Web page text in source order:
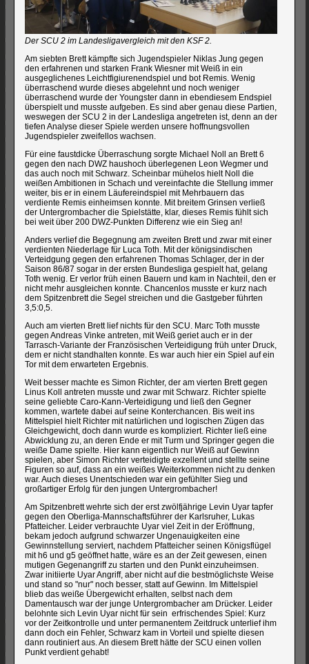
Der SCU 2 im Landesligavergleich mit den KSF 2.
Am siebten Brett kämpfte sich Jugendspieler Niklas Jung gegen
den erfahrenen und starken Frank Wiesner mit Weiß in ein
ausgeglichenes Leichtfigiurenendspiel und bot Remis. Wenig
überraschend wurde dieses abgelehnt und noch weniger
überraschend wurde der Youngster dann in ebendiesem Endspiel
überspielt und musste aufgeben. Es sind aber genau diese Partien,
weswegen der SCU 2 in der Landesliga angetreten ist, denn an der
tiefen Analyse dieser Spiele werden unsere hoffnungsvollen
Jugendspieler zweifellos wachsen.
Für eine faustdicke Überraschung sorgte Michael Noll an Brett 6
gegen den nach DWZ haushoch überlegenen Leon Wegmer und
das auch noch mit Schwarz. Scheinbar mühelos hielt Noll die
weißen Ambitionen in Schach und vereinfachte die Stellung immer
weiter, bis er in einem Läufereindspiel mit Mehrbauern das
verdiente Remis einheimsen konnte. Mit breitem Grinsen verließ
der Untergrombacher die Spielstätte, klar, dieses Remis fühlt sich
bei weit über 200 DWZ-Punkten Differenz wie ein Sieg an!
Anders verlief die Begegnung am zweiten Brett und zwar mit einer
verdienten Niederlage für Luca Toth. Mit der königsindischen
Verteidgung gegen den erfahrenen Thomas Schlager, der in der
Saison 86/87 sogar in der ersten Bundesliga gespielt hat, gelang
Toth wenig. Er verlor früh einen Bauern und kam in Nachteil, den er
nicht mehr ausgleichen konnte. Chancenlos musste er kurz nach
dem Spitzenbrett die Segel streichen und die Gastgeber führten
3,5:0,5.
Auch am vierten Brett lief nichts für den SCU. Marc Toth musste
gegen Andreas Vinke antreten, mit Weiß geriet auch er in der
Tarrasch-Variante der Französischen Verteidigung früh unter Druck,
dem er nicht standhalten konnte. Es war auch hier ein Spiel auf ein
Tor mit dem erwarteten Ergebnis.
Weit besser machte es Simon Richter, der am vierten Brett gegen
Linus Koll antreten musste und zwar mit Schwarz. Richter spielte
seine geliebte Caro-Kann-Verteidigung und ließ den Gegner
kommen, wartete dabei auf seine Konterchancen. Bis weit ins
Mittelspiel hielt Richter mit natürlichen und logischen Zügen das
Gleichgewicht, doch dann wurde es kompliziert. Richter ließ eine
Abwicklung zu, an deren Ende er mit Turm und Springer gegen die
weiße Dame spielte. Hier kann eigentlich nur Weiß auf Gewinn
spielen, aber Simon Richter verteidigte exzellent und stellte seine
Figuren so auf, dass an ein weißes Weiterkommen nicht zu denken
war. Auch dieses Unentschieden war ein gefühlter Sieg und
großartiger Erfolg für den jungen Untergrombacher!
Am Spitzenbrett wehrte sich der erst zwölfjährige Levin Uyar tapfer
gegen den Oberliga-Mannschaftsführer der Karlsruher, Lukas
Pfatteicher. Leider verbrauchte Uyar viel Zeit in der Eröffnung,
bekam jedoch aufgrund schwarzer Ungenauigkeiten eine
Gewinnstellung serviert, nachdem Pfatteicher seinen Königsflügel
mit h6 und g5 geöffnet hatte, wäre es an der Zeit gewesen, einen
mutigen Gegenangriff zu starten und den Punkt einzuheimsen.
Zwar initiierte Uyar Angriff, aber nicht auf die bestmöglichste Weise
und stand so "nur" noch besser, statt auf Gewinn. Im Mittelspiel
blieb das weiße Übergewicht erhalten, selbst nach dem
Damentausch war der junge Untergrombacher am Drücker. Leider
belohnte sich Levin Uyar nicht für sein erfrischendes Spiel: Kurz
vor der Zeitkontrolle und unter permanentem Zeitdruck unterlief ihm
dann doch ein Fehler, Schwarz kam in Vorteil und spielte diesen
dann routiniert aus. An diesem Brett hätte der SCU einen vollen
Punkt verdient gehabt!